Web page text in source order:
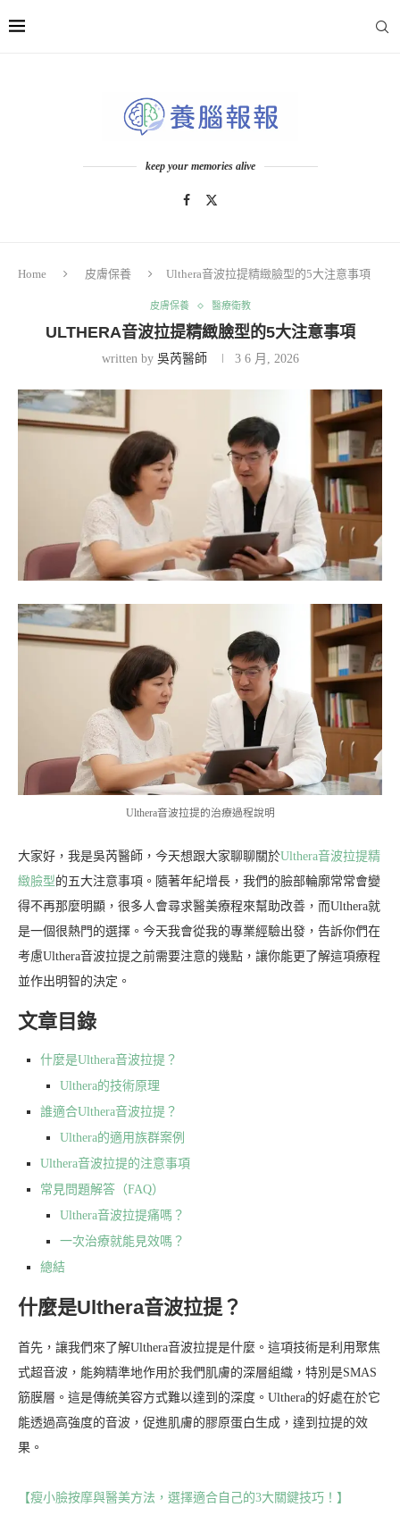
keep your memories alive
Home 皮膚保養 Ulthera音波拉提精緻臉型的5大注意事項
皮膚保養 醫療衛教
ULTHERA音波拉提精緻臉型的5大注意事項
written by 吳芮醫師 3 6 月, 2026
Ulthera音波拉提的治療過程說明
大家好，我是吳芮醫師，今天想跟大家聊聊關於Ulthera音波拉提精
緻臉型的五大注意事項。隨著年紀增長，我們的臉部輪廓常常會變
得不再那麼明顯，很多人會尋求醫美療程來幫助改善，而Ulthera就
是一個很熱門的選擇。今天我會從我的專業經驗出發，告訴你們在
考慮Ulthera音波拉提之前需要注意的幾點，讓你能更了解這項療程
並作出明智的決定。
文章目錄
什麼是Ulthera音波拉提？
Ulthera的技術原理
誰適合Ulthera音波拉提？
Ulthera的適用族群案例
Ulthera音波拉提的注意事項
常見問題解答（FAQ）
Ulthera音波拉提痛嗎？
一次治療就能見效嗎？
總結
什麼是Ulthera音波拉提？
首先，讓我們來了解Ulthera音波拉提是什麼。這項技術是利用聚焦
式超音波，能夠精準地作用於我們肌膚的深層組織，特別是SMAS
筋膜層。這是傳統美容方式難以達到的深度。Ulthera的好處在於它
能透過高強度的音波，促進肌膚的膠原蛋白生成，達到拉提的效
果。
【瘦小臉按摩與醫美方法，選擇適合自己的3大關鍵技巧！】